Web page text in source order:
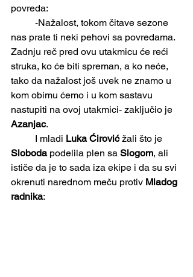
povreda:
nas prate ti neki pehovi sa povredama.
Zadnju reč pred ovu utakmicu će reći
struka, ko će biti spreman, a ko neće,
tako da nažalost još uvek ne znamo u
kom obimu ćemo i u kom sastavu
nastupiti na ovoj utakmici- zaključio je
Azanjac.
	I mladi
Luka Ćirović žali što je
Sloboda podelila plen sa Slogom, ali
ističe da je to sada iza ekipe i da su svi
okrenuti narednom meču protiv Mladog
radnika: